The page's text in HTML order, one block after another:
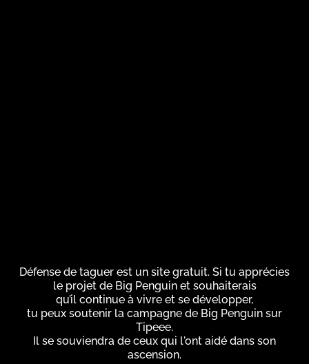
Défense de taguer est un site gratuit. Si tu apprécies
le projet de Big Penguin et souhaiterais
qu’il continue à vivre et se développer,
tu peux soutenir la campagne de Big Penguin sur
Tipeee.
Il se souviendra de ceux qui l'ont aidé dans son
ascension.